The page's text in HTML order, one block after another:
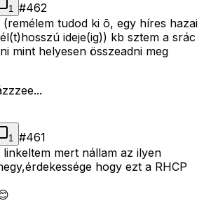
1 #462
(remélem tudod ki õ, egy híres hazai
ideje(ig)) kb sztem a srác
mint helyesen összeadni meg
1 #461
mert nállam az ilyen
hogy ezt a RHCP